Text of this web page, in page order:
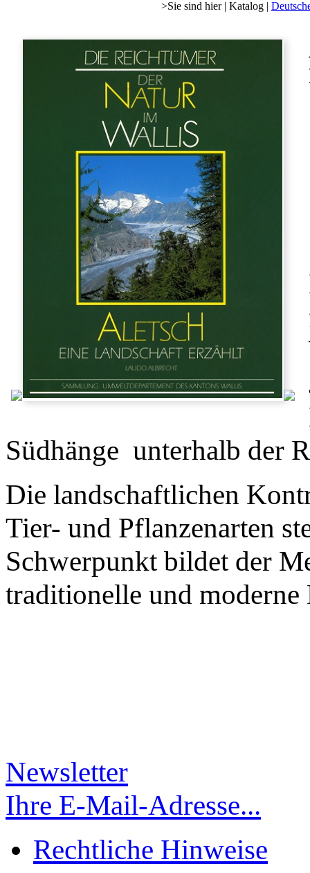
>Sie sind hier| Katalog |
Südhänge unterhalb der
Die landschaftlichen
Tier- und Pflanzenarten
Schwerpunkt bildet der
traditionelle und
Newsletter
Ihre E-Mail-Adresse...
Rechtliche Hinweise